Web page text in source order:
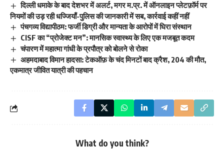
दिल्ली धमाके के बाद देशभर में अलर्ट, मगर म.प्र. में ऑनलाइन प्लेटफ़ॉर्म पर
नियमों की उड़ रही धज्जियाँ-पुलिस की जानकारी में सब, कार्रवाई कहीं नहीं
पंचगव्य विद्यापीठम: फर्जी डिग्री और मान्यता के आरोपों में घिरा संस्थान
CISF का “प्रोजेक्ट मन”: मानसिक स्वास्थ्य के लिए एक मजबूत कदम
चंपारण में महात्मा गांधी के प्रपौत्र को बोलने से रोका
अहमदाबाद विमान हादसा: टेकऑफ़ के चंद मिनटों बाद क्रैश, 204 की मौत,
एकमात्र जीवित यात्री की पहचान
What do you think?